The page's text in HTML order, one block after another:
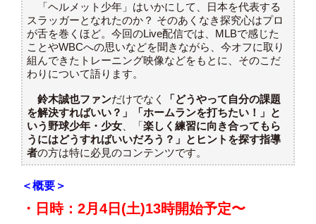
「ヘルメット少年」はいかにして、日本を代表する
スラッガーとなれたのか？ そのあくなき探究心はプロ
が舌を巻くほど。今回のLive配信では、MLBで感じた
ことやWBCへの思いなどを聞きながら、今オフに取り
組んできたトレーニング映像などをもとに、そのこだ
わりについて語ります。
鈴木誠也ファンだけでなく
「どうやって自分の課題
を解決すればいい？」「ホームランを打ちたい！」と
いう野球少年・少女 、「楽しく練習に向き合ってもら
うにはどうすればいいだろう？」とヒントを探す指導
者の方は特に必見のコンテンツです。
＜概要＞
・日時：2月4日(土)13時開始予定〜